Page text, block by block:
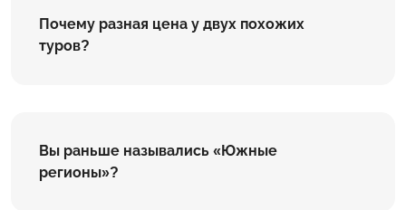
Почему разная цена у двух похожих
туров?
Вы раньше назывались «Южные
регионы»?